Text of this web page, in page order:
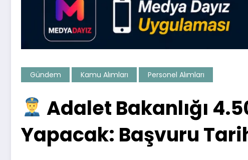
Gündem Kamu Alımları Personel Alımları
Adalet Bakanlığı
Yapacak: Başvuru